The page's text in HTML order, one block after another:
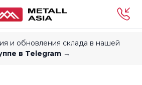
и обновления склада в нашей
в Telegram →